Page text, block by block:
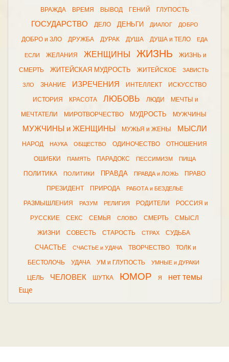
ВРАЖДА ВРЕМЯ ВЫВОД ГЕНИЙ ГЛУПОСТЬ
ГОСУДАРСТВО ДЕЛО ДЕНЬГИ ДИАЛОГ ДОБРО
ДОБРО и ЗЛО ДРУЖБА ДУРАК ДУША ДУША и ТЕЛО ЕДА
ЕСЛИ ЖЕЛАНИЯ ЖЕНЩИНЫ ЖИЗНЬ ЖИЗНЬ и
СМЕРТЬ ЖИТЕЙСКАЯ МУДРОСТЬ ЖИТЕЙСКОЕ ЗАВИСТЬ
ЗЛО ЗНАНИЕ ИЗРЕЧЕНИЯ ИНТЕЛЛЕКТ ИСКУССТВО
ИСТОРИЯ КРАСОТА ЛЮБОВЬ ЛЮДИ МЕЧТЫ и
МЕЧТАТЕЛИ МИРОТВОРЧЕСТВО МУДРОСТЬ МУЖЧИНЫ
МУЖЧИНЫ и ЖЕНЩИНЫ МУЖЬЯ и ЖЕНЫ МЫСЛИ
НАРОД НАУКА ОБЩЕСТВО ОДИНОЧЕСТВО ОТНОШЕНИЯ
ОШИБКИ ПАМЯТЬ ПАРАДОКС ПЕССИМИЗМ ПИЩА
ПОЛИТИКА ПОЛИТИКИ ПРАВДА ПРАВДА и ЛОЖЬ ПРАВО
ПРЕЗИДЕНТ ПРИРОДА РАБОТА и БЕЗДЕЛЬЕ
РАЗМЫШЛЕНИЯ РАЗУМ РЕЛИГИЯ РОДИТЕЛИ РОССИЯ и
РУССКИЕ СЕКС СЕМЬЯ СЛОВО СМЕРТЬ СМЫСЛ
ЖИЗНИ СОВЕСТЬ СТАРОСТЬ СТРАХ СУДЬБА
СЧАСТЬЕ СЧАСТЬЕ и УДАЧА ТВОРЧЕСТВО ТОЛК и
БЕСТОЛОЧЬ УДАЧА УМ и ГЛУПОСТЬ УМНЫЕ и ДУРАКИ
ЦЕЛЬ ЧЕЛОВЕК ШУТКА ЮМОР Я нет темы
Еще